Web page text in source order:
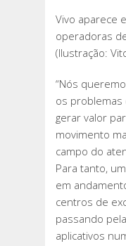
APP
Vivo aparece
operadoras
(Ilustração:
“Nós
os problemas
gerar valor
movimento
campo do
Para tanto,
em
centros de
passando
aplicativos